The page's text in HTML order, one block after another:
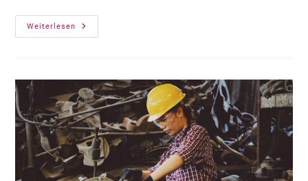
Weiterlesen
FutureSkills-
Plattform
Holstein